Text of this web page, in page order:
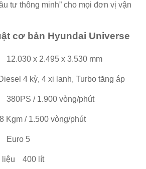
tư thông minh” cho mọi đơn vị vận
cơ bản Hyundai Universe
12.030 x 2.495 x 3.530 mm
4 kỳ, 4 xi lanh, Turbo tăng áp
380PS / 1.900 vòng/phút
Kgm / 1.500 vòng/phút
Euro 5
liệu 400 lít